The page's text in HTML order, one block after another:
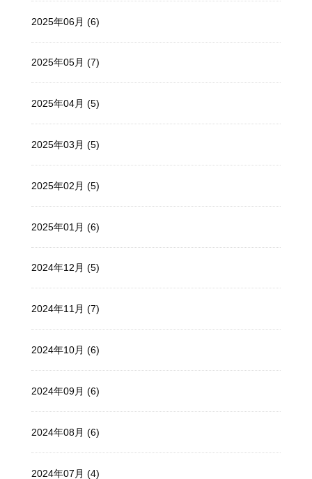
2025年06月 (6)
2025年05月 (7)
2025年04月 (5)
2025年03月 (5)
2025年02月 (5)
2025年01月 (6)
2024年12月 (5)
2024年11月 (7)
2024年10月 (6)
2024年09月 (6)
2024年08月 (6)
2024年07月 (4)